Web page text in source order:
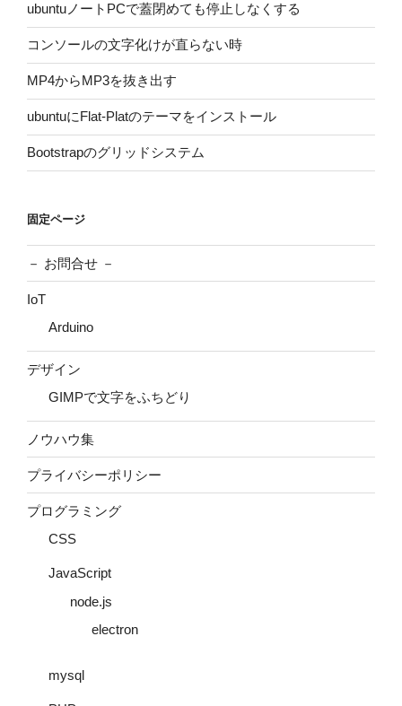
ubuntuノートPCで蓋閉めても停止しなくする
コンソールの文字化けが直らない時
MP4からMP3を抜き出す
ubuntuにFlat-Platのテーマをインストール
Bootstrapのグリッドシステム
固定ページ
－ お問合せ －
IoT
Arduino
デザイン
GIMPで文字をふちどり
ノウハウ集
プライバシーポリシー
プログラミング
CSS
JavaScript
node.js
electron
mysql